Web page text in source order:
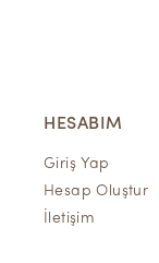
HESABIM
Giriş Yap
Hesap Oluştur
İletişim